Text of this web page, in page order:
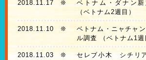
2018.11.17 ❊
ベトナム・ダナン
（ベトナム2週目）
2018.11.10❊
ベトナム・ニャチャ
ル調査 （ベトナム1週
2018.11.03 ❊
セレブ小木 シチリ